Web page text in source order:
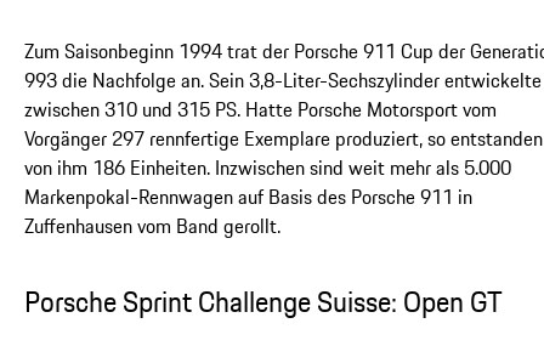
Zum Saisonbeginn 1994 trat der Porsche 911 Cup der
993 die Nachfolge an. Sein 3,8-Liter-Sechszylinder entwickelte
zwischen 310 und 315 PS. Hatte Porsche Motorsport vom
Vorgänger 297 rennfertige Exemplare produziert, so entstanden
von ihm 186 Einheiten. Inzwischen sind weit mehr als 5.000
Markenpokal-Rennwagen auf Basis des Porsche 911 in
Zuffenhausen vom Band gerollt.
Porsche Sprint Challenge Suisse: Open GT